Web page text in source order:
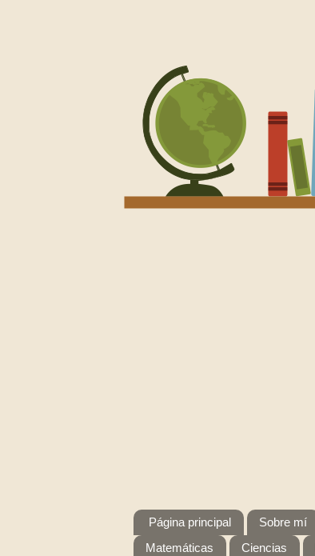
Página principal Sobre mí
Matemáticas
Ciencias